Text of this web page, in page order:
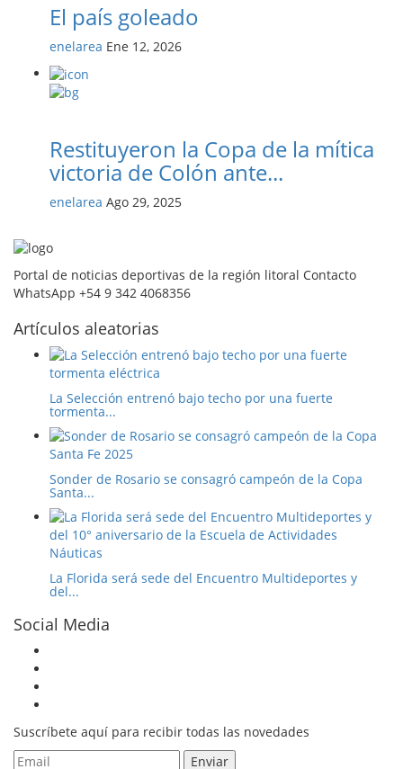
El país goleado
enelarea Ene 12, 2026
Restituyeron la Copa de la mítica
victoria de Colón ante...
enelarea Ago 29, 2025
Portal de noticias deportivas de la región litoral Contacto
WhatsApp +54 9 342 4068356
Artículos aleatorias
La Selección entrenó bajo techo por una fuerte
tormenta...
Sonder de Rosario se consagró campeón de la Copa
Santa...
La Florida será sede del Encuentro Multideportes y
del...
Social Media
Suscríbete aquí para recibir todas las novedades